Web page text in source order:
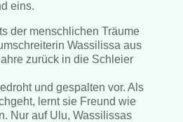
eins.
der menschlichen Träume
Wassilissa aus
zurück in die Schleier
und gespalten vor. Als
lernt sie Freund wie
Nur auf Ulu, Wassilissas